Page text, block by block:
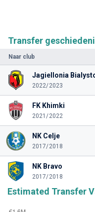
Transfer
Naar club
Jagiellonia
2022/2023
FK Khimki
2021/2022
NK Celje
2017/2018
NK Bravo
2017/2018
Estimated Transfer